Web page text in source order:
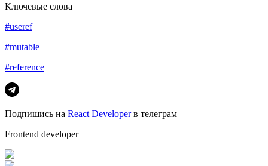
Ключевые слова
#useref
#mutable
#reference
Подпишись на React Developerв телеграм
Frontend developer